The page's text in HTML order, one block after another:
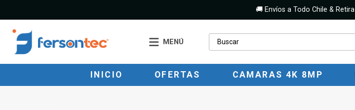
🚚 Envíos a Todo Chile &
MENÚ
INICIO OFERTAS CAMARAS 4K 8MP